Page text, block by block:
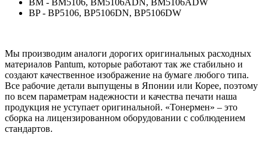
BM - BM5106, BM5106ADN, BM5106ADW
BP - BP5106, BP5106DN, BP5106DW
Мы производим аналоги дорогих оригинальных расходных
материалов Pantum, которые работают так же стабильно и
создают качественное изображение на бумаге любого типа.
Все рабочие детали выпущены в Японии или Корее, поэтому
по всем параметрам надежности и качества печати наша
продукция не уступает оригинальной. «Тонермен» – это
сборка на лицензированном оборудовании с соблюдением
стандартов.